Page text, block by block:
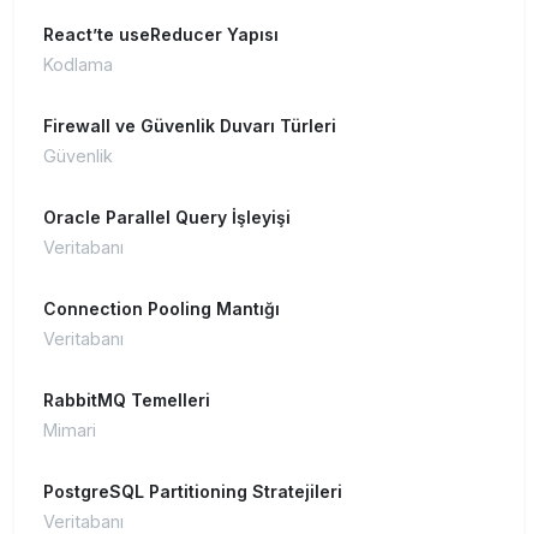
React’te useReducer Yapısı
Kodlama
Firewall ve Güvenlik Duvarı Türleri
Güvenlik
Oracle Parallel Query İşleyişi
Veritabanı
Connection Pooling Mantığı
Veritabanı
RabbitMQ Temelleri
Mimari
PostgreSQL Partitioning Stratejileri
Veritabanı